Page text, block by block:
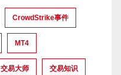
CrowdStrike事件
MT4
交易大师 交易知识